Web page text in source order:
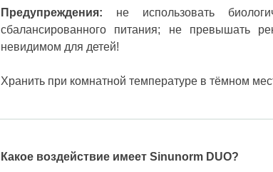
Предупреждения: не использовать
сбалансированного питания; не превышать
невидимом для детей!
Хранить при комнатной температуре в тёмном
Какое воздействие имеет Sinunorm DUO?